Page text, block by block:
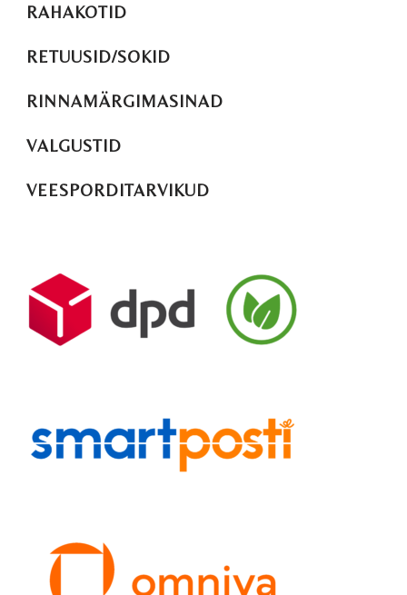
RAHAKOTID
RETUUSID/SOKID
RINNAMÄRGIMASINAD
VALGUSTID
VEESPORDITARVIKUD